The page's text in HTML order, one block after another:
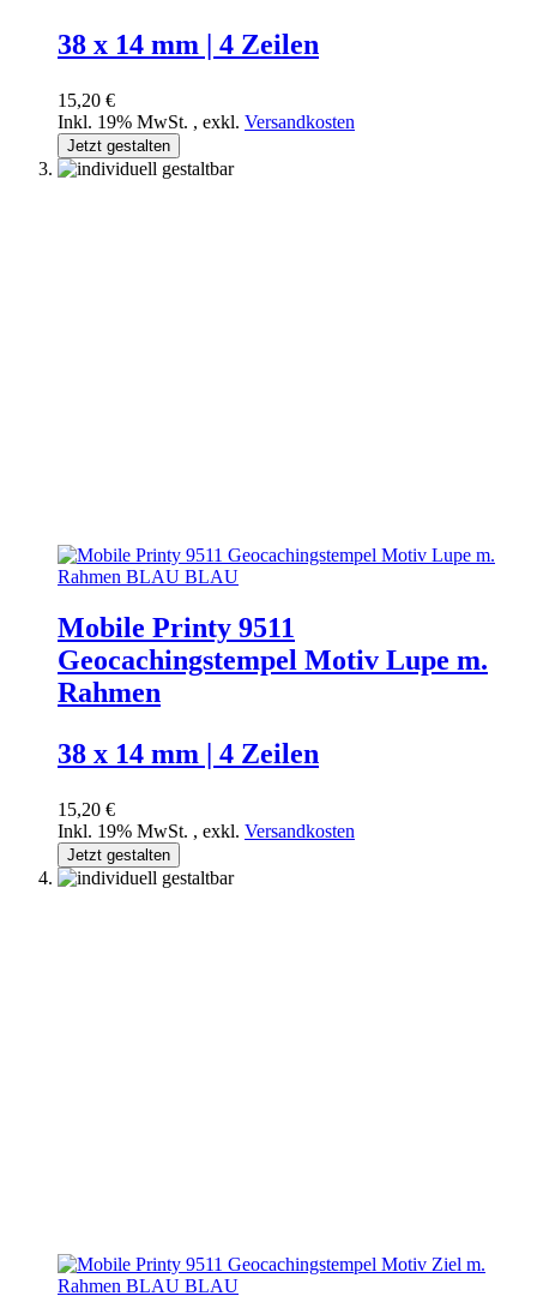
38 x 14 mm | 4 Zeilen
15,20 €
Inkl. 19% MwSt. , exkl. Versandkosten
Jetzt gestalten
Mobile Printy 9511
Geocachingstempel Motiv Lupe m.
Rahmen
38 x 14 mm | 4 Zeilen
15,20 €
Inkl. 19% MwSt. , exkl. Versandkosten
Jetzt gestalten